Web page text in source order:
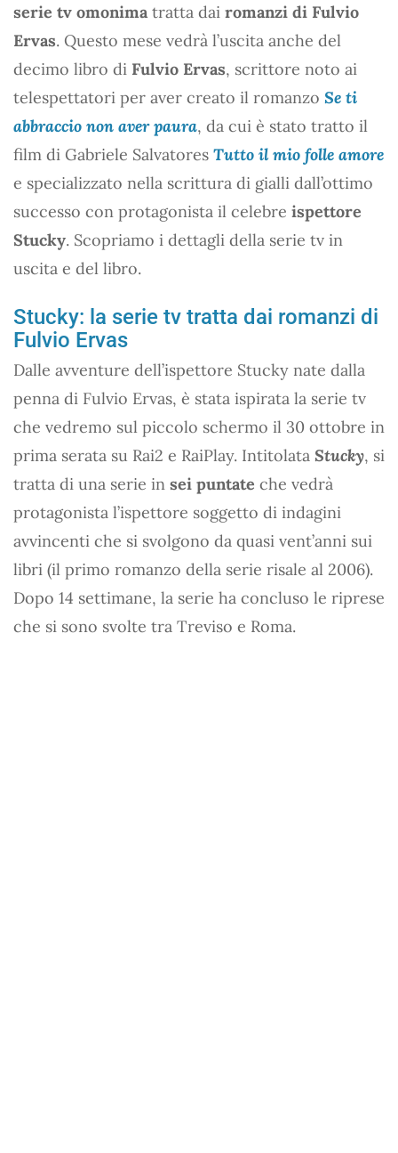
serie tv omonima tratta dai romanzi di Fulvio
Ervas. Questo mese vedrà l’uscita anche del
decimo libro di Fulvio Ervas, scrittore noto ai
telespettatori per aver creato il romanzo Se ti
abbraccio non aver paura, da cui è stato tratto il
film di Gabriele Salvatores Tutto il mio folle amore
e specializzato nella scrittura di gialli dall’ottimo
successo con protagonista il celebre ispettore
Stucky. Scopriamo i dettagli della serie tv in
uscita e del libro.
Stucky: la serie tv tratta dai romanzi di
Fulvio Ervas
Dalle avventure dell’ispettore Stucky nate dalla
penna di Fulvio Ervas, è stata ispirata la serie tv
che vedremo sul piccolo schermo il 30 ottobre in
prima serata su Rai2 e RaiPlay. Intitolata Stucky, si
tratta di una serie in sei puntate che vedrà
protagonista l’ispettore soggetto di indagini
avvincenti che si svolgono da quasi vent’anni sui
libri (il primo romanzo della serie risale al 2006).
Dopo 14 settimane, la serie ha concluso le riprese
che si sono svolte tra Treviso e Roma.